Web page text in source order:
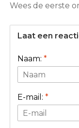
Wees de eerste
Laat een
Naam: *
E-mail: *